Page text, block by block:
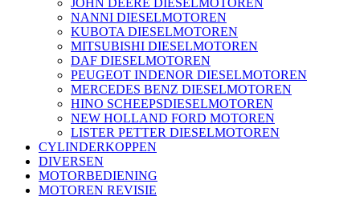
JOHN DEERE DIESELMOTOREN
NANNI DIESELMOTOREN
KUBOTA DIESELMOTOREN
MITSUBISHI DIESELMOTOREN
DAF DIESELMOTOREN
PEUGEOT INDENOR DIESELMOTOREN
MERCEDES BENZ DIESELMOTOREN
HINO SCHEEPSDIESELMOTOREN
NEW HOLLAND FORD MOTOREN
LISTER PETTER DIESELMOTOREN
CYLINDERKOPPEN
DIVERSEN
MOTORBEDIENING
MOTOREN REVISIE